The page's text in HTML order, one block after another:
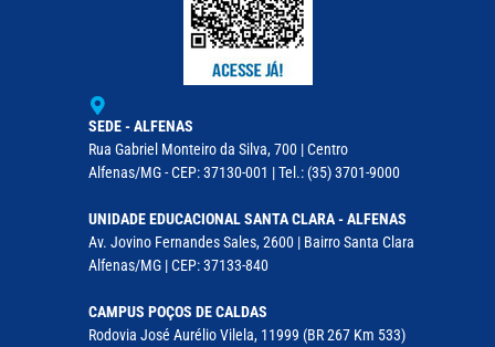
SEDE - ALFENAS
Rua Gabriel Monteiro da Silva, 700 | Centro
Alfenas/MG - CEP: 37130-001 | Tel.: (35) 3701-9000
UNIDADE EDUCACIONAL SANTA CLARA - ALFENAS
Av. Jovino Fernandes Sales, 2600 | Bairro Santa Clara
Alfenas/MG | CEP: 37133-840
CAMPUS POÇOS DE CALDAS
Rodovia José Aurélio Vilela, 11999 (BR 267 Km 533)